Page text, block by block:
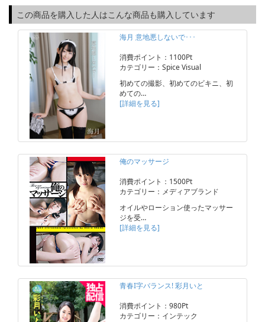
この商品を購入した人はこんな商品も購入しています
海月 意地悪しないで･･･
消費ポイント：1100Pt
カテゴリー：Spice Visual
初めての撮影、初めてのビキニ、初
めての…
[詳細を見る]
俺のマッサージ
消費ポイント：1500Pt
カテゴリー：メディアブランド
オイルやローション使ったマッサー
ジを受…
[詳細を見る]
青春I字バランス! 彩月いと
消費ポイント：980Pt
カテゴリー：インテック